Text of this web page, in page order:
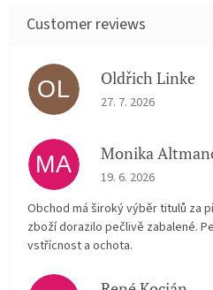
OL Oldřich Linke
The store rating is 5
27. 7. 2026
MA Monika
The store rating is 5
19. 6. 2026
Obchod má široký výběr titulů za
zboží dorazilo pečlivě zabalené.
vstřícnost a ochota.